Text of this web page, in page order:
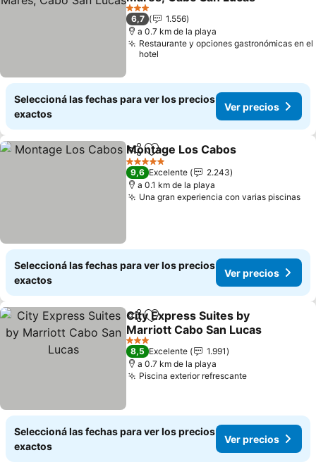
Ver precios
3 Estrellas
6,7
1.556
a 0.7 km de la playa
Restaurante y opciones gastronómicas en el
hotel
Seleccioná las fechas para ver los precios
exactos
Ver precios
CompartirAñadir a favoritos
Montage Los Cabos
5 Estrellas
9,6 Excelente
2.243
a 0.1 km de la playa
Una gran experiencia con varias piscinas
Seleccioná las fechas para ver los precios
exactos
Ver precios
CompartirAñadir a favoritos
City Express Suites by
Marriott Cabo San Lucas
Ver precios
3 Estrellas
8,5 Excelente
1.991
a 0.7 km de la playa
Piscina exterior refrescanteVer precios
Seleccioná las fechas para ver los precios
exactos
Ver precios